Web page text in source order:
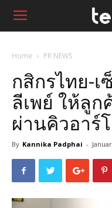
Home PR NEWS
กสิกรไทย-
ลีเพย์ ให้ลู
ผ่านคิวอาร์
By Kannika Padphai -